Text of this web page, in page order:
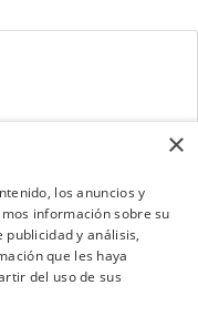
NextCaddy
Contacta
×
los anuncios y
información sobre su
publicidad y análisis,
que les haya
del uso de sus